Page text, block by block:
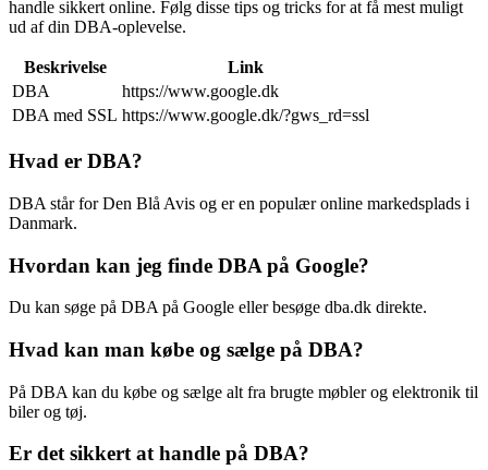
handle sikkert online. Følg disse tips og tricks for at få mest muligt
ud af din DBA-oplevelse.
Beskrivelse
Link
DBA
https://www.google.dk
DBA med SSL https://www.google.dk/?gws_rd=ssl
Hvad er DBA?
DBA står for Den Blå Avis og er en populær online markedsplads i
Danmark.
Hvordan kan jeg finde DBA på Google?
Du kan søge på DBA på Google eller besøge dba.dk direkte.
Hvad kan man købe og sælge på DBA?
På DBA kan du købe og sælge alt fra brugte møbler og elektronik til
biler og tøj.
Er det sikkert at handle på DBA?